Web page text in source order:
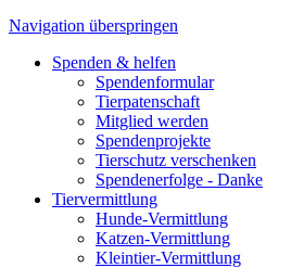
Navigation überspringen
Spenden & helfen
Spendenformular
Tierpatenschaft
Mitglied werden
Spendenprojekte
Tierschutz verschenken
Spendenerfolge - Danke
Tiervermittlung
Hunde-Vermittlung
Katzen-Vermittlung
Kleintier-Vermittlung